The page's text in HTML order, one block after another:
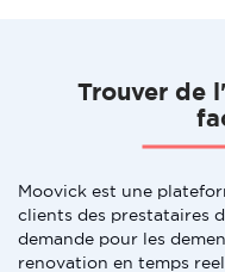
Trouver de
Moovick est une
clients des prestataires
demande pour les
renovation en temps